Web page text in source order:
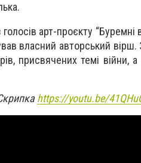
арт-проєкту “Буремні
власний авторський
присвячених темі війни,
https://youtu.be/